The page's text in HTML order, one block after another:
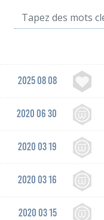
2025 08 08
2020 06 30
2020 03 19
2020 03 16
2020 03 15